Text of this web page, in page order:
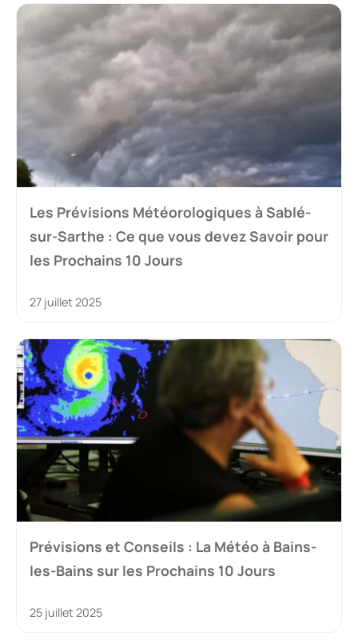
Les Prévisions Météorologiques à Sablé-
sur-Sarthe : Ce que vous devez Savoir pour
les Prochains 10 Jours
27 juillet 2025
Prévisions et Conseils : La Météo à Bains-
les-Bains sur les Prochains 10 Jours
25 juillet 2025